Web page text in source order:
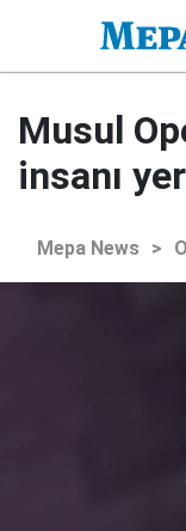
Musul
insanı
Mepa News >